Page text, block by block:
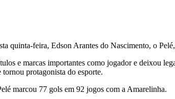
quinta-feira, Edson Arantes do Nascimento, o
e marcas importantes como jogador e deixou
protagonista do esporte.
marcou 77 gols em 92 jogos com a Amarelinha.